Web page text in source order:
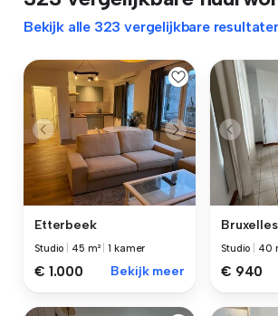
Bekijk alle 323 vergelijkbare
Etterbeek
Studio 45 m² |1 kamer
€ 1.000 Bekijk meer
Bruxelles
Studio 40
€ 940